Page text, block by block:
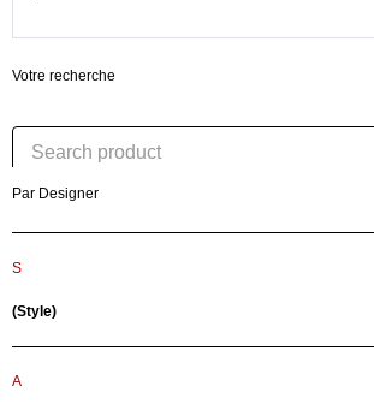
S
(Style)
A
(Attributed)
3
3V
Arredamenti
A
AB
Votre recherche
Par Designer
S
(Style)
A